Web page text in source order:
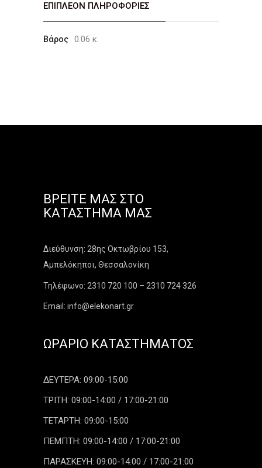
ΕΠΙΠΛΈΟΝ ΠΛΗΡΟΦΟΡΊΕΣ
Βάρος 0.06 κ.
ΒΡΕΊΤΕ ΜΑΣ ΣΤΟ
ΚΑΤΆΣΤΗΜΑ ΜΑΣ
Διεύθυνση: 28ης Οκτωβρίου 153,
Αμπελόκηποι, Θεσσαλονίκη
Τηλέφωνο: 2310 720 100 – 2310 724 326
Email: info@elekonart.gr
ΩΡΆΡΙΟ ΚΑΤΑΣΤΉΜΑΤΟΣ
ΔΕΥΤΕΡΑ: 09:00-15:00
ΤΡΙΤΗ: 09:00-14:00 / 17:00-21:00
ΤΕΤΑΡΤΗ: 09:00-15:00
ΠΕΜΠΤΗ: 09:00-14:00 / 17:00-21:00
ΠΑΡΑΣΚΕΥΗ: 09:00-14:00 / 17:00-21:00